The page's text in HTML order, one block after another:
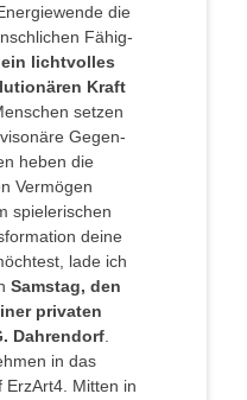
die
Fähig­
ein licht­vol­les
Kraft
set­zen
Gegen­
heben die
Ver­mö­gen
spie­le­ri­schen
dei­ne
lade ich
Sams­tag, den
pri­va­ten
Dah­ren­dorf.
in das
ErzArt4. Mit­ten in